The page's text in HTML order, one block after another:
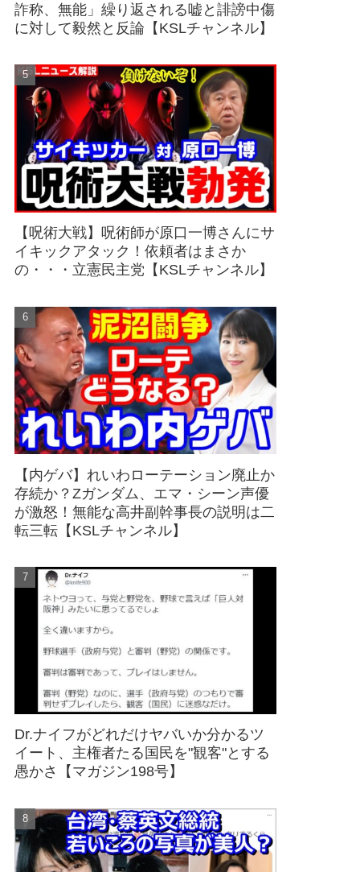
詐称、無能」繰り返される嘘と誹謗中傷
に対して毅然と反論【KSLチャンネル】
【呪術大戦】呪術師が原口一博さんにサ
イキックアタック！依頼者はまさか
の・・・立憲民主党【KSLチャンネル】
【内ゲバ】れいわローテーション廃止か
存続か？Zガンダム、エマ・シーン声優
が激怒！無能な高井副幹事長の説明は二
転三転【KSLチャンネル】
Dr.ナイフがどれだけヤバいか分かるツ
イート、主権者たる国民を"観客"とする
愚かさ【マガジン198号】